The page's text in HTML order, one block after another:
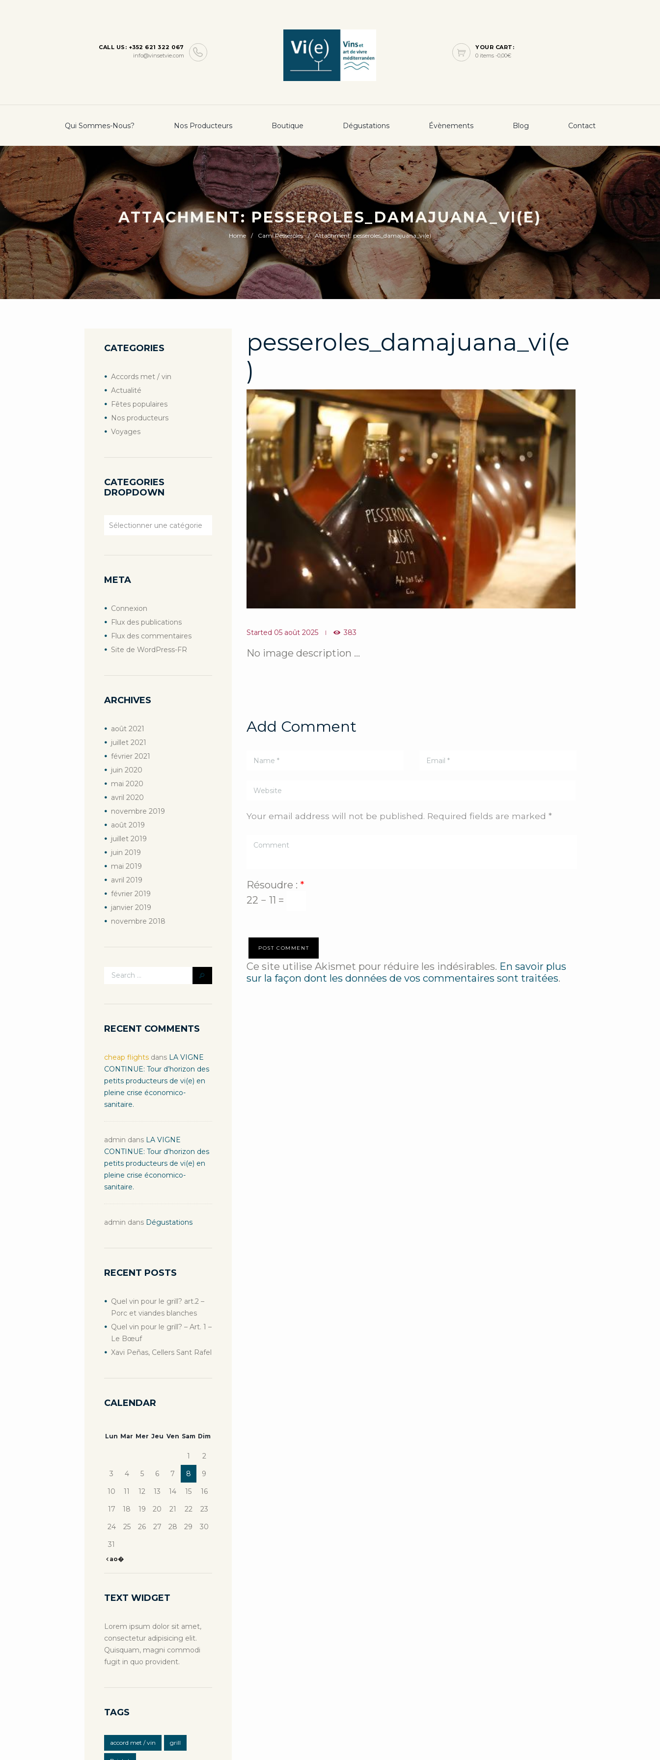
CALL US: +352 621 322 067
info@vinsetvie.com
YOUR CART:
0 items -0,00€
Qui Sommes-Nous? Nos Producteurs Boutique Dégustations Évènements Blog Contact
ATTACHMENT: PESSEROLES_DAMAJUANA_VI(E)
Home Cami Pesseroles Attachment: pesseroles_damajuana_vi(e)
pesseroles_damajuana_vi(e
)
Started 05 août 2025 383
No image description ...
Add Comment
Your email address will not be published. Required fields are marked *
Résoudre : *
22 − 11 =
Ce site utilise Akismet pour réduire les indésirables. En savoir plus
sur la façon dont les données de vos commentaires sont traitées.
CATEGORIES
Accords met / vin
Actualité
Fêtes populaires
Nos producteurs
Voyages
CATEGORIES
DROPDOWN
Categories
META
Connexion
Flux des publications
Flux des commentaires
Site de WordPress-FR
ARCHIVES
août 2021
juillet 2021
février 2021
juin 2020
mai 2020
avril 2020
novembre 2019
août 2019
juillet 2019
juin 2019
mai 2019
avril 2019
février 2019
janvier 2019
novembre 2018
RECENT COMMENTS
cheap flightsdans LA VIGNE
CONTINUE: Tour d’horizon des
petits producteurs de vi(e) en
pleine crise économico-
sanitaire.
admin dans LA VIGNE
CONTINUE: Tour d’horizon des
petits producteurs de vi(e) en
pleine crise économico-
sanitaire.
admin dans Dégustations
RECENT POSTS
Quel vin pour le grill? art.2 –
Porc et viandes blanches
Quel vin pour le grill? – Art. 1 –
Le Bœuf
Xavi Peñas, Cellers Sant Rafel
CALENDAR
Lun Mar Mer Jeu Ven Sam Dim
1
2
3
4 5 6 7 8
9
10
11 12 13 14 15
16
17
18 19 20 21 22
23
24
25 26 27 28 29
30
31
ao�
TEXT WIDGET
Lorem ipsum dolor sit amet,
consectetur adipisicing elit.
Quisquam, magni commodi
fugit in quo provident.
TAGS
accord met / vin grill